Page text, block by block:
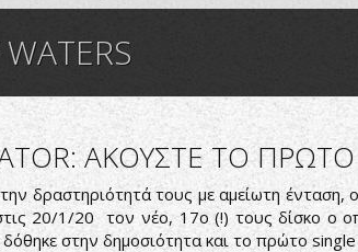
WATERS
ΑΚΟΥΣΤΕ ΤΟ
δραστηριότητά τους με αμείωτη ένταση,
20/1/20 τον νέο, 17ο (!) τους δίσκο ο
στην δημοσιότητα και το πρώτο single